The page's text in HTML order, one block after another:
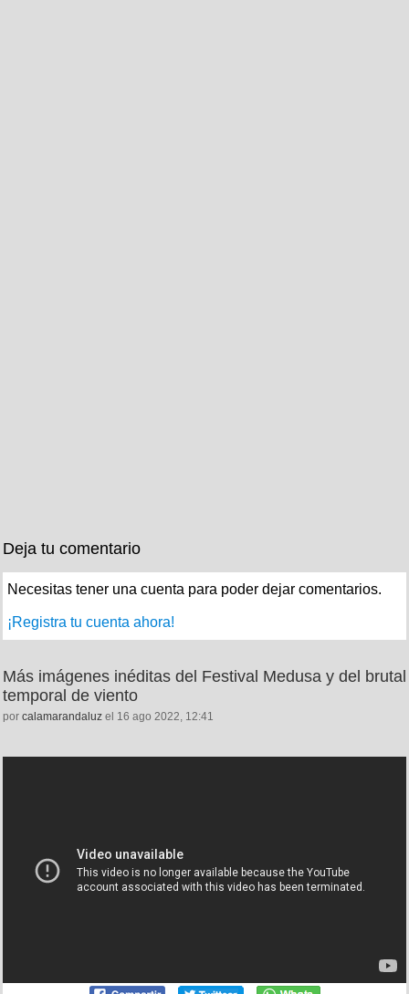
Deja tu comentario
Necesitas tener una cuenta para poder dejar comentarios.
¡Registra tu cuenta ahora!
Más imágenes inéditas del Festival Medusa y del brutal
temporal de viento
por calamarandaluz el 16 ago 2022, 12:41